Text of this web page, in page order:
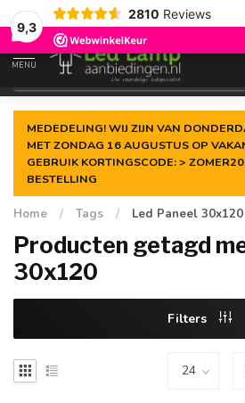
9,3
2810 Reviews
Gegarandeerde delaagste prijs
MENU
MEDEDELING! WIJ ZIJN VAN
MET ZONDAG 16 AUGUSTUS OP
GEBRUIK KORTINGSCODE: >
BESTELLING
Home / Tags / Led Paneel 30x120
Producten getagd
30x120
Filters